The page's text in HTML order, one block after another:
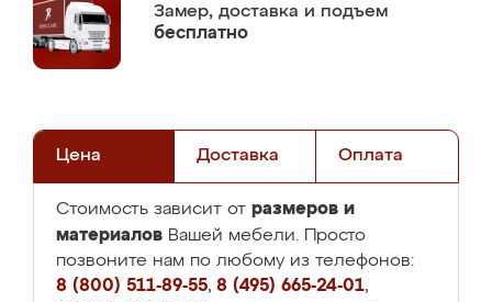
Замер, доставка и подъем
бесплатно
Цена Доставка Оплата
Стоимость зависит от размеров и
материалов Вашей мебели. Просто
позвоните нам по любому из телефонов:
8 (800) 511-89-55, 8 (495) 665-24-01,